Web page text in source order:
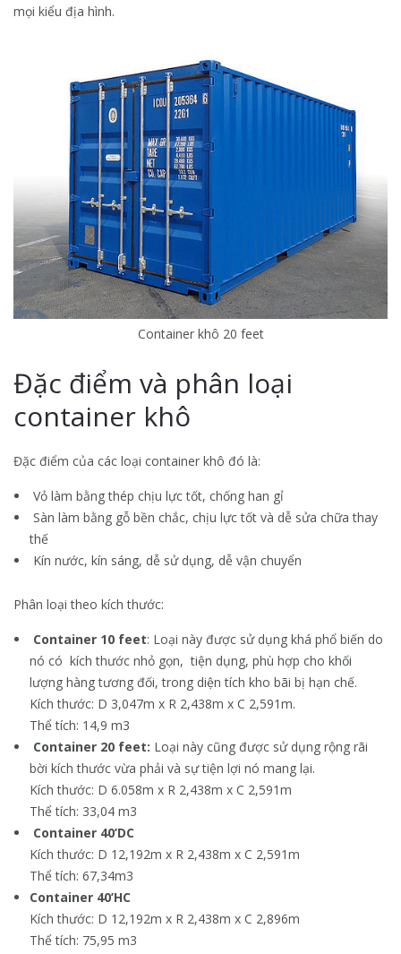
mọi kiểu địa hình.
Container khô 20 feet
Đặc điểm và phân loại
container khô
Đặc điểm của các loại container khô đó là:
Vỏ làm bằng thép chịu lực tốt, chống han gỉ
Sàn làm bằng gỗ bền chắc, chịu lực tốt và dễ sửa chữa thay
thế
Kín nước, kín sáng, dễ sử dụng, dễ vận chuyển
Phân loại theo kích thước:
Container 10 feet: Loại này được sử dụng khá phổ biến do
nó có kích thước nhỏ gọn, tiện dụng, phù hợp cho khối
lượng hàng tương đối, trong diện tích kho bãi bị hạn chế.
Kích thước: D 3,047m x R 2,438m x C 2,591m.
Thể tích: 14,9 m3
Container 20 feet: Loại này cũng được sử dụng rộng rãi
bời kích thước vừa phải và sự tiện lợi nó mang lại.
Kích thước: D 6.058m x R 2,438m x C 2,591m
Thể tích: 33,04 m3
Container 40’DC
Kích thước: D 12,192m x R 2,438m x C 2,591m
Thể tích: 67,34m3
Container 40’HC
Kích thước: D 12,192m x R 2,438m x C 2,896m
Thể tích: 75,95 m3